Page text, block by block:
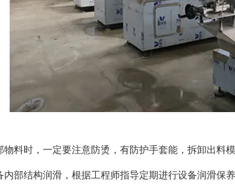
物料时，一定要注意防烫，有防护手套能，拆卸出料
内部结构润滑，根据工程师指导定期进行设备润滑保